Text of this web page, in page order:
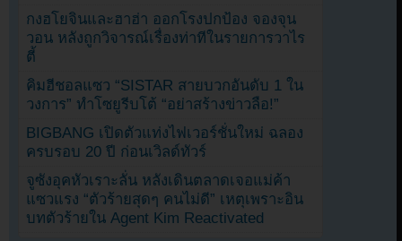
กงฮโยจินและฮาฮ่า ออกโรงปกป้อง จองจุน
วอน หลังถูกวิจารณ์เรื่องท่าทีในรายการวาไร
ตี้
คิมฮีชอลแซว “SISTAR สายบวกอันดับ 1 ใน
วงการ” ทำโซยูรีบโต้ “อย่าสร้างข่าวลือ!”
BIGBANG เปิดตัวแท่งไฟเวอร์ชั่นใหม่ ฉลอง
ครบรอบ 20 ปี ก่อนเวิลด์ทัวร์
จูซังอุคหัวเราะลั่น หลังเดินตลาดเจอแม่ค้า
แซวแรง “ตัวร้ายสุดๆ คนไม่ดี” เหตุเพราะอิน
บทตัวร้ายใน Agent Kim Reactivated